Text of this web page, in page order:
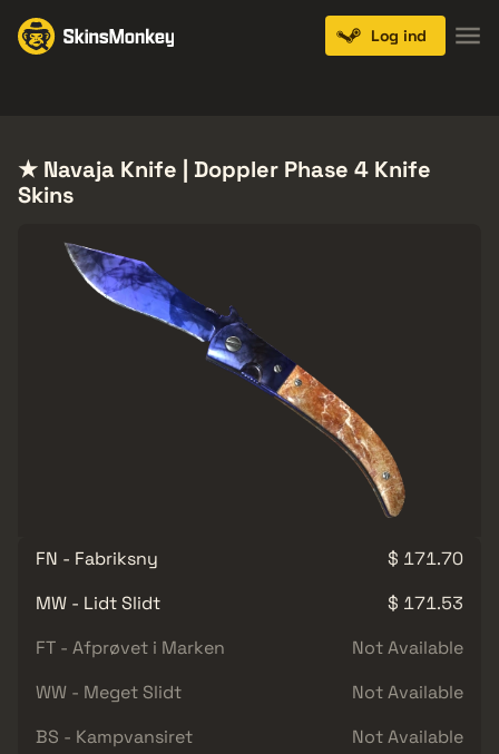
Log ind
★ Navaja Knife | Doppler Phase 4 Knife
Skins
FN - Fabriksny
$ 171.70
MW - Lidt Slidt
$ 171.53
FT - Afprøvet i Marken
Not Available
WW - Meget Slidt
Not Available
BS - Kampvansiret
Not Available